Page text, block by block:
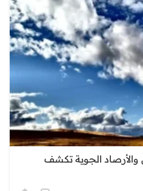
والأرصاد الجوية تكشف